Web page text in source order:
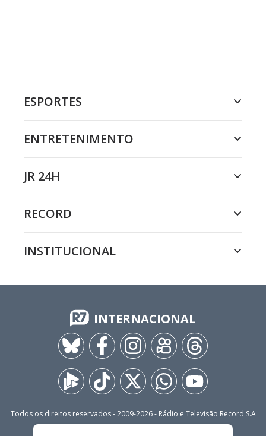
ESPORTES
ENTRETENIMENTO
JR 24H
RECORD
INSTITUCIONAL
INTERNACIONAL
Todos os direitos reservados - 2009-2026- Rádio e Televisão Record S.A